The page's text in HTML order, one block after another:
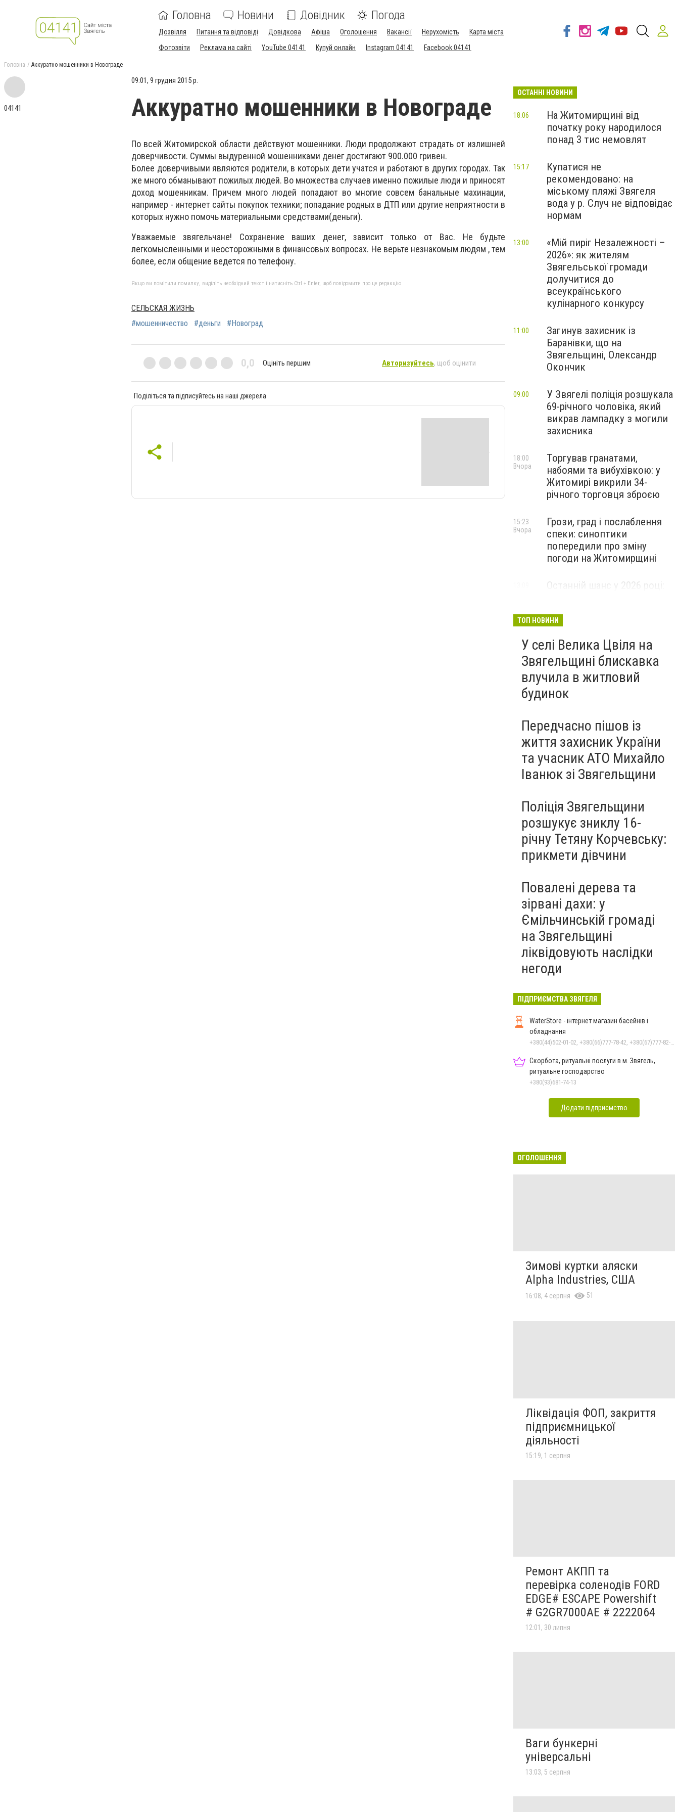
Головна Новини Довідник Погода
Дозвілля Питання та відповіді Довідкова Афіша Оголошення Вакансії Нерухомість
Карта міста
Фотозвіти
Реклама на сайті YouTube 04141 Купуй онлайн Instagram 04141 Facebook 04141
Головна Аккуратно мошенники в Новограде
04141
09:01, 9 грудня 2015 р.
Аккуратно мошенники в Новограде
По всей Житомирской области действуют мошенники. Люди продолжают страдать от излишней
доверчивости. Суммы выдуренной мошенниками денег достигают 900.000 гривен.
Более доверчивыми являются родители, в которых дети учатся и работают в других городах. Так
же много обманывают пожилых людей. Во множества случаев именно пожилые люди и приносят
доход мошенникам. Причем много людей попадают во многие совсем банальные махинации,
например - интернет сайты покупок техники; попадание родных в ДТП или другие неприятности в
которых нужно помочь материальными средствами(деньги).
Уважаемые звягельчане! Сохранение ваших денег, зависит только от Вас. Не будьте
легкомысленными и неосторожными в финансовых вопросах. Не верьте незнакомым людям , тем
более, если общение ведется по телефону.
Якщо ви помітили помилку, виділіть необхідний текст і натисніть Ctrl + Enter, щоб повідомити про це редакцію
СЕЛЬСКАЯ ЖИЗНЬ
#мошенничество
#деньги #Новоград
0,0 Оцініть першим Авторизуйтесь, щоб оцінити
Поділіться та підписуйтесь на наші джерела
ОСТАННІ НОВИНИ
На Житомирщині від
початку року народилося
понад 3 тис немовлят
18:06
Купатися не
рекомендовано: на
міському пляжі Звягеля
вода у р. Случ не відповідає
нормам
15:17
«Мій пиріг Незалежності –
2026»: як жителям
Звягельської громади
долучитися до
всеукраїнського
кулінарного конкурсу
13:00
Загинув захисник із
Баранівки, що на
Звягельщині, Олександр
Окончик
11:00
У Звягелі поліція розшукала
69-річного чоловіка, який
викрав лампадку з могили
захисника
09:00
Торгував гранатами,
набоями та вибухівкою: у
Житомирі викрили 34-
річного торговця зброєю
18:00
Вчора
Грози, град і послаблення
спеки: синоптики
попередили про зміну
погоди на Житомирщині
15:23
Вчора
Останній шанс у 2026 році:
майбутніх водійок автобусів
ТОП НОВИНИ
У селі Велика Цвіля на
Звягельщині блискавка
влучила в житловий
будинок
Передчасно пішов із
життя захисник України
та учасник АТО Михайло
Іванюк зі Звягельщини
Поліція Звягельщини
розшукує зниклу 16-
річну Тетяну Корчевську:
прикмети дівчини
Повалені дерева та
зірвані дахи: у
Ємільчинській громаді
на Звягельщині
ліквідовують наслідки
негоди
ПІДПРИЄМСТВА ЗВЯГЕЛЯ
WaterStore - інтернет магазин басейнів і
обладнання
+380(44)502-01-02, +380(66)777-78-42, +380(67)777-82-19, +380(67)890-80-80, +380(73)890-80-80, +380(44)502-01-03
Скорбота, ритуальні послуги в м. Звягель,
ритуальне господарство
+380(93)681-74-13
Додати підприємство
ОГОЛОШЕННЯ
Зимові куртки аляски
Alpha Industries, США
16:08, 4 серпня 51
Ліквідація ФОП, закриття
підприємницької
діяльності
15:19, 1 серпня
Ремонт АКПП та
перевірка соленодів FORD
EDGE# ESCAPE Powershift
# G2GR7000AE # 2222064
12:01, 30 липня
Ваги бункерні
універсальні
13:03, 5 серпня